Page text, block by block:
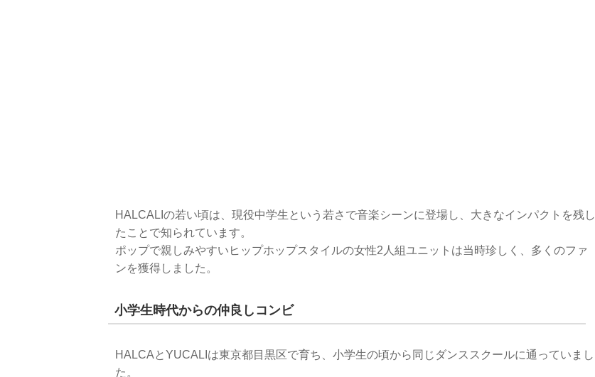
HALCALIの若い頃は、現役中学生という若さで音楽シーンに登場し、大きなインパクトを残し
たことで知られています。
ポップで親しみやすいヒップホップスタイルの女性2人組ユニットは当時珍しく、多くのファ
ンを獲得しました。
小学生時代からの仲良しコンビ
HALCAとYUCALIは東京都目黒区で育ち、小学生の頃から同じダンススクールに通っていまし
た。